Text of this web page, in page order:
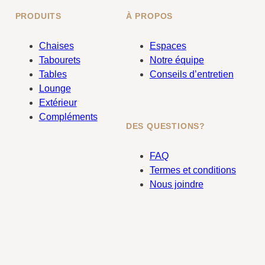
PRODUITS
Chaises
Tabourets
Tables
Lounge
Extérieur
Compléments
À PROPOS
Espaces
Notre équipe
Conseils d’entretien
DES QUESTIONS?
FAQ
Termes et conditions
Nous joindre